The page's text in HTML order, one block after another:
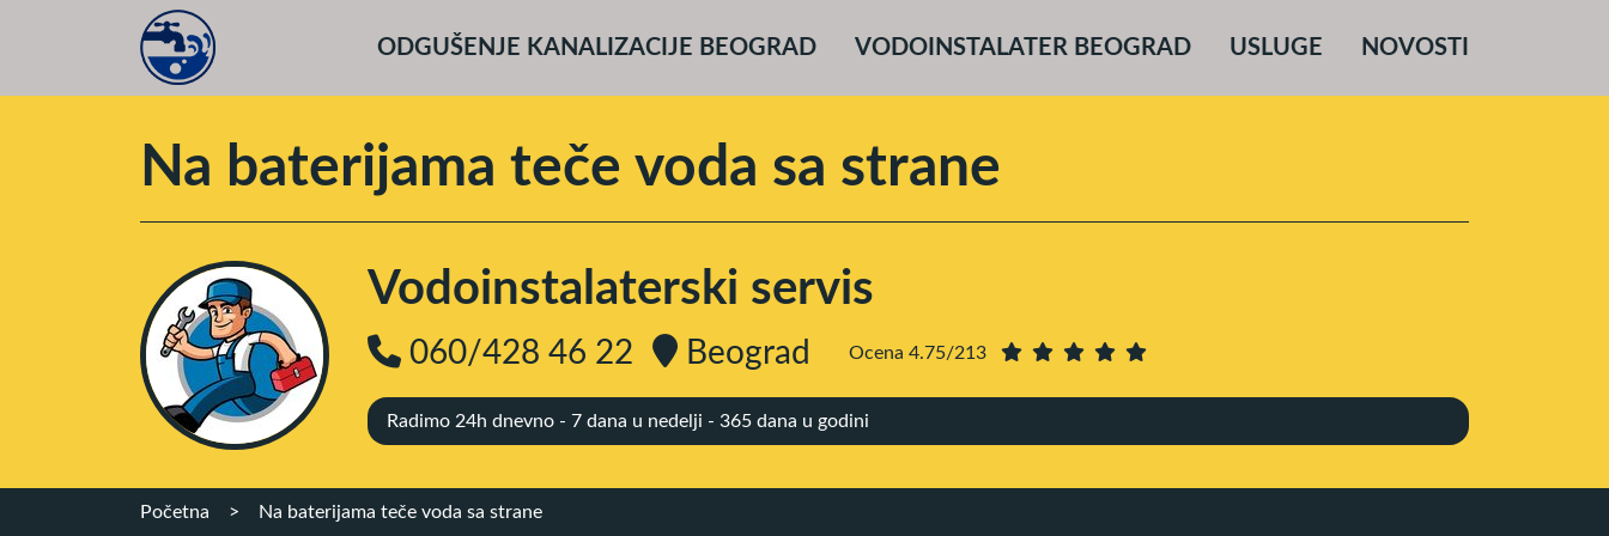
ODGUŠENJE KANALIZACIJE BEOGRAD VODOINSTALATER BEOGRAD USLUGE NOVOSTI
Na baterijama teče voda sa strane
Vodoinstalaterski servis
060/428 46 22 Beograd Ocena 4.75/213
Radimo 24h dnevno - 7 dana u nedelji - 365 dana u godini
Početna > Na baterijama teče voda sa strane